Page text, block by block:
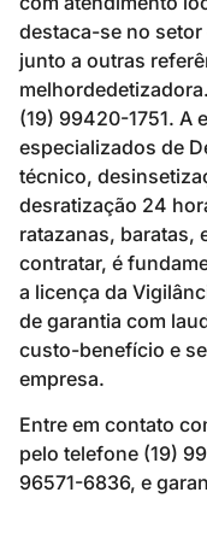
destaca-se no
junto a outras
(19) 99420-1751. A
especializados de
técnico,
desratização 24
ratazanas, baratas,
contratar, é
a licença da
de garantia com
custo-benefício e
empresa.
Entre em contato
pelo telefone (19)
96571-6836, e